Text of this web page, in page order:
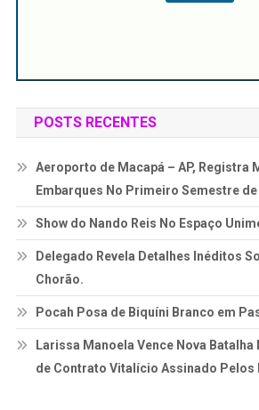
POSTS RECENTES
Aeroporto de Macapá – AP, Registra
Embarques No Primeiro Semestre de
Show do Nando Reis No Espaço
Delegado Revela Detalhes Inéditos
Chorão.
Pocah Posa de Biquíni Branco em
Larissa Manoela Vence Nova Batalha
de Contrato Vitalício Assinado Pelos